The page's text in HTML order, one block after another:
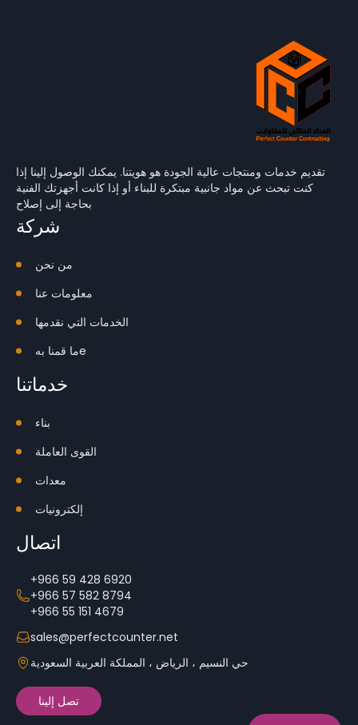
تقديم خدمات ومنتجات عالية الجودة هو هويتنا. يمكنك الوصول إلينا إذا
كنت تبحث عن مواد جانبية مبتكرة للبناء أو إذا كانت أجهزتك الفنية
بحاجة إلى إصلاح
شركة
من نحن
معلومات عنا
الخدمات التي نقدمها
ما قمنا بهe
خدماتنا
بناء
القوى العاملة
معدات
إلكترونيات
اتصال
+966 59 428 6920
+966 57 582 8794
+966 55 151 4679
sales@perfectcounter.net
حي النسيم ، الرياض ، المملكة العربية السعودية
تصل إلينا